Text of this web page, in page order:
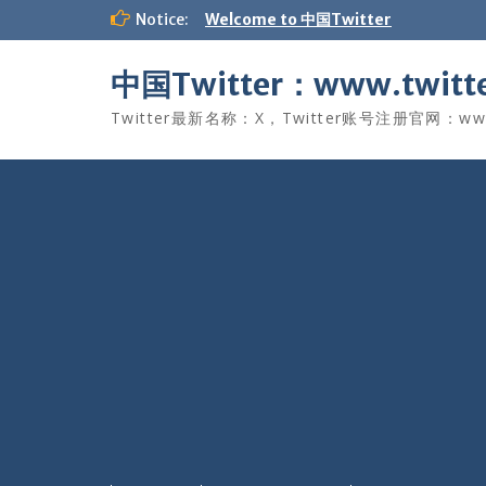
Notice: Welcome to 中国Twitter
中国Twitter：
Twitter最新名称：X，Twitter账号注册官网：